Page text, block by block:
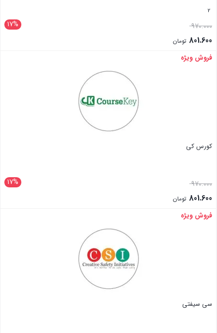
2
17% 970.000
801.600 تومان
بستن
فروش ویژه
کورس کی
17% 970.000
801.600 تومان
بستن
فروش ویژه
سی سیفتی